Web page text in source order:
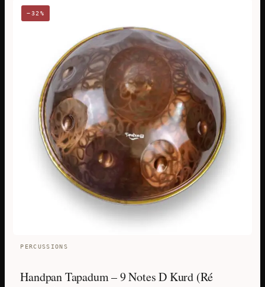
€2.200,00.
€1.499,00.
−32%
PERCUSSIONS
Handpan Tapadum – 9 Notes D Kurd (Ré